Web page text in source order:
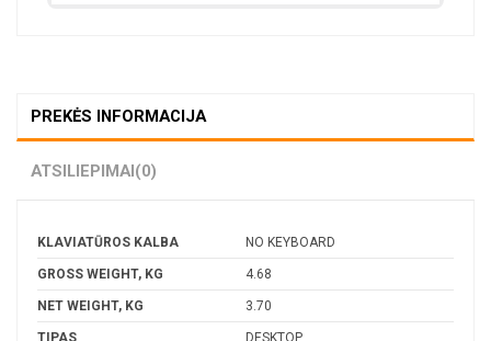
PREKĖS INFORMACIJA
ATSILIEPIMAI(0)
KLAVIATŪROS KALBA NO KEYBOARD
GROSS WEIGHT, KG 4.68
NET WEIGHT, KG 3.70
TIPAS DESKTOP